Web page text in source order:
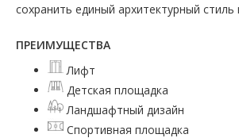
сохранить единый архитектурный стиль
ПРЕИМУЩЕСТВА
Лифт
Детская площадка
Ландшафтный дизайн
Спортивная площадка